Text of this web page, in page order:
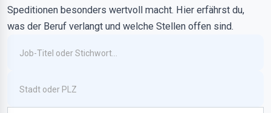
Speditionen besonders wertvoll macht. Hier erfährst du,
was der Beruf verlangt und welche Stellen offen sind.